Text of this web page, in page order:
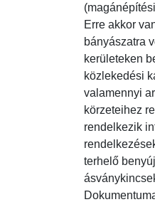
Erre akkor
bányászatra
kerületeken
közlekedési
valamennyi
körzeteihez
rendelkezik
terhelő